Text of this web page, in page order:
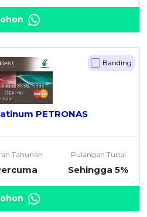
Banding
PETRONAS
Tahunan Pulangan Tunai
Sehingga 5%